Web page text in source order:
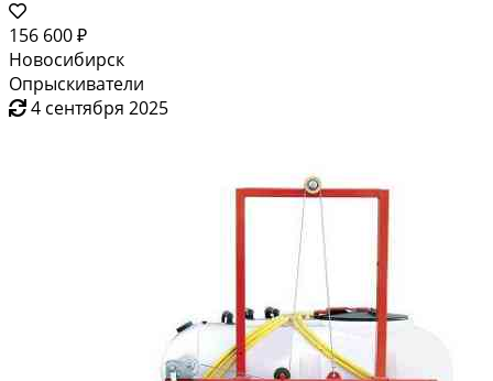
156 600 ₽
Новосибирск
Опрыскиватели
4 сентября 2025